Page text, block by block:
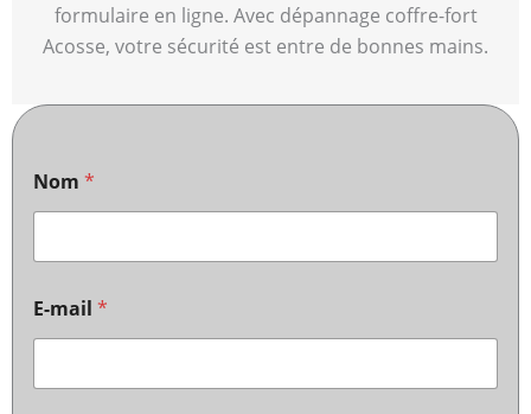
formulaire en ligne. Avec dépannage coffre-fort
Acosse, votre sécurité est entre de bonnes mains.
Nom *
E-mail *